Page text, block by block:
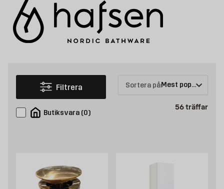
Filtrera
Butiksvara (0)
Sortera på:
56träffar